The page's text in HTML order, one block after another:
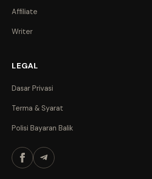
Affiliate
Writer
LEGAL
Dasar Privasi
Terma & Syarat
Polisi Bayaran Balik